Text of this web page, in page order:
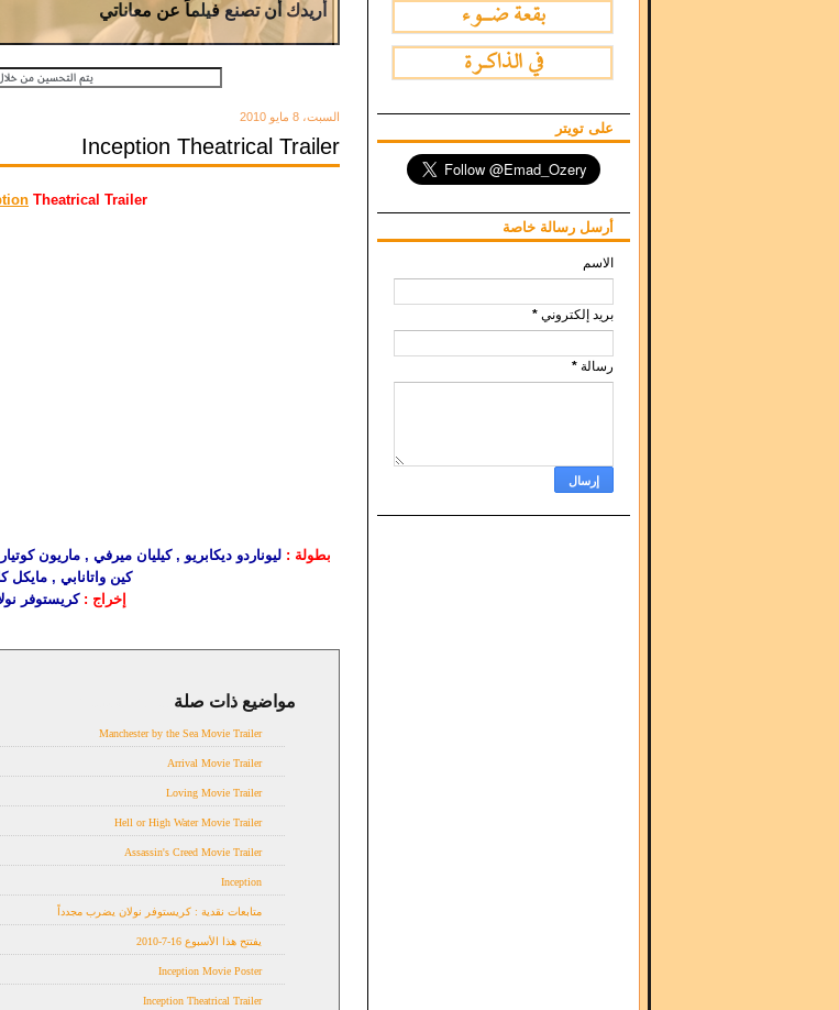
أريدك أن تصنع فيلماً عن معاناتي
السبت، 8 مايو 2010
Inception Theatrical Trailer
Theatrical Trailer
بطولة : ليوناردو ديكابريو , كيليان ميرفي , ماريون
كين واتانابي , مايكل
إخراج : كريستوفر
مواضيع ذات صلة
Manchester by the Sea Movie Trailer
Arrival Movie Trailer
Loving Movie Trailer
Hell or High Water Movie Trailer
Assassin's Creed Movie Trailer
Inception
متابعات نقدية : كريستوفر نولان يضرب مجدداً
يفتتح هذا الأسبوع 16-7-2010
Inception Movie Poster
Inception Theatrical Trailer
على تويتر
أرسل رسالة خاصة
الاسم
بريد إلكتروني *
رسالة *